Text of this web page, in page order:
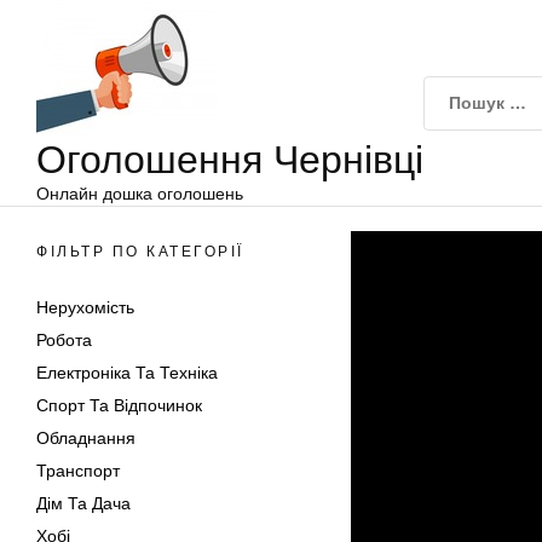
Оголошення Чернівці
Онлайн дошка оголошень
ФІЛЬТР ПО КАТЕГОРІЇ
Нерухомість
Робота
Електроніка Та Техніка
Спорт Та Відпочинок
Обладнання
Транспорт
Дім Та Дача
Хобі